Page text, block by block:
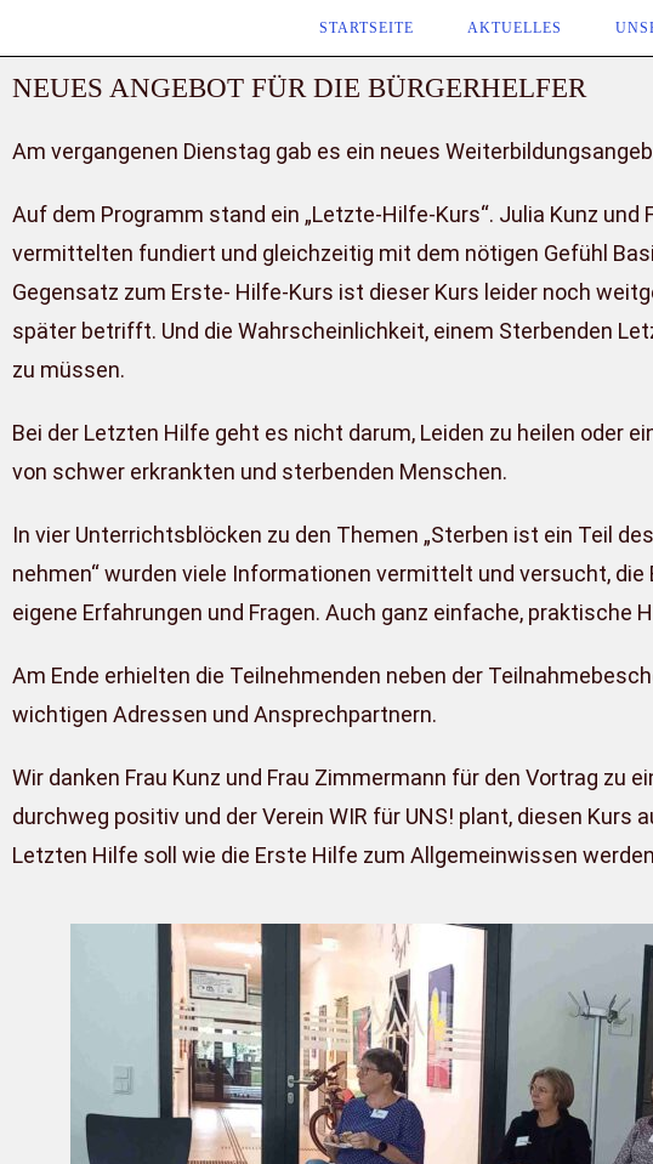
STARTSEITE AKTUELLES
NEUES ANGEBOT FÜR DIE BÜRGERHELFER
Am vergangenen Dienstag gab es ein neues
Auf dem Programm stand ein „Letzte-Hilfe-Kurs“. Julia Kunz
vermittelten fundiert und gleichzeitig mit dem nötigen Gefühl
Gegensatz zum Erste- Hilfe-Kurs ist dieser Kurs leider noch
später betrifft. Und die Wahrscheinlich­keit, einem Sterbenden
zu müssen.
Bei der Letzten Hilfe geht es nicht darum, Leiden zu heilen oder
von schwer erkrankten und sterbenden Menschen.
In vier Unterrichtsblöcken zu den Themen „Sterben ist ein Teil
nehmen“ wurden viele Informationen vermittelt und versucht,
eigene Erfahrungen und Fragen. Auch ganz einfache,
Am Ende erhielten die Teilnehmenden neben der
wichtigen Adressen und Ansprechpartnern.
Wir danken Frau Kunz und Frau Zimmermann für den Vortrag zu
durchweg positiv und der Ver­ein WIR für UNS! plant, diesen
Letzten Hilfe soll wie die Erste Hilfe zum Allgemeinwissen